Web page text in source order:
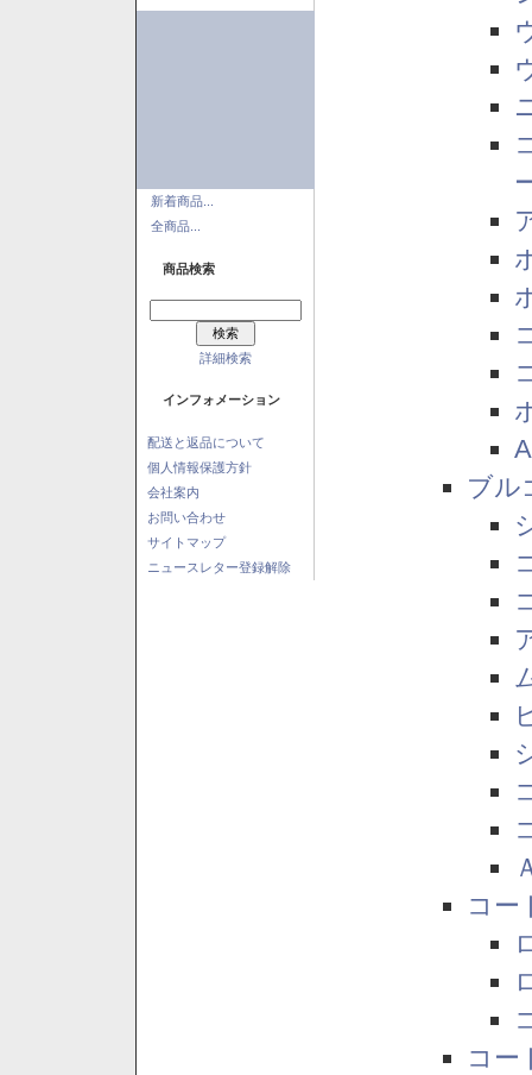
新着商品...
全商品...
商品検索
詳細検索
インフォメーション
配送と返品について
個人情報保護方針
会社案内
お問い合わせ
サイトマップ
ニュースレター登録解除
ブル
コー
コー